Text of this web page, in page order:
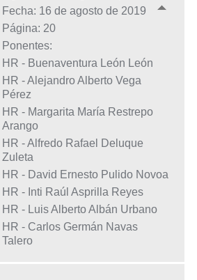
Fecha: 16 de agosto de 2019
Página: 20
Ponentes:
HR - Buenaventura León León
HR - Alejandro Alberto Vega
Pérez
HR - Margarita María Restrepo
Arango
HR - Alfredo Rafael Deluque
Zuleta
HR - David Ernesto Pulido Novoa
HR - Inti Raúl Asprilla Reyes
HR - Luis Alberto Albán Urbano
HR - Carlos Germán Navas
Talero